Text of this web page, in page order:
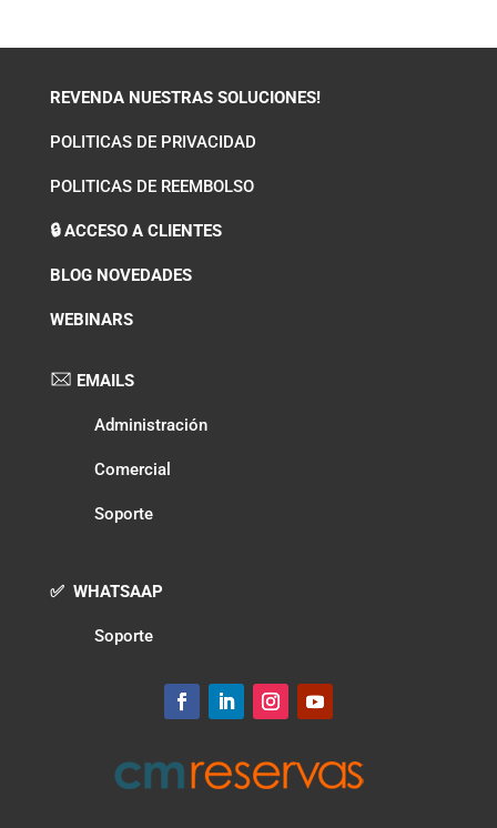
REVENDA NUESTRAS SOLUCIONES!
POLITICAS DE PRIVACIDAD
POLITICAS DE REEMBOLSO
🔒 ACCESO A CLIENTES
BLOG NOVEDADES
WEBINARS
EMAILS
Administración
Comercial
Soporte
✅ WHATSAAP
Soporte